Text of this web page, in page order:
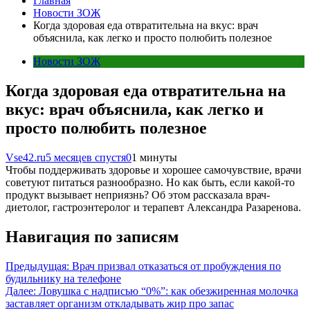
Новости ЗОЖ
Когда здоровая еда отвратительна на вкус: врач
объяснила, как легко и просто полюбить полезное
Новости ЗОЖ
Когда здоровая еда отвратительна на
вкус: врач объяснила, как легко и
просто полюбить полезное
Vse42.ru5 месяцев спустя01 минуты
Чтобы поддерживать здоровье и хорошее самочувствие, врачи
советуют питаться разнообразно. Но как быть, если какой-то
продукт вызывает неприязнь? Об этом рассказала врач-
диетолог, гастроэнтеролог и терапевт Александра Разаренова.
Навигация по записям
Предыдущая: Врач призвал отказаться от пробуждения по
будильнику на телефоне
Далее: Ловушка с надписью “0%”: как обезжиренная молочка
заставляет организм откладывать жир про запас